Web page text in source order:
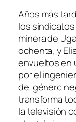
Años más
los
minera de
ochenta, y
envueltos en
por el
del género
transforma
la televisión